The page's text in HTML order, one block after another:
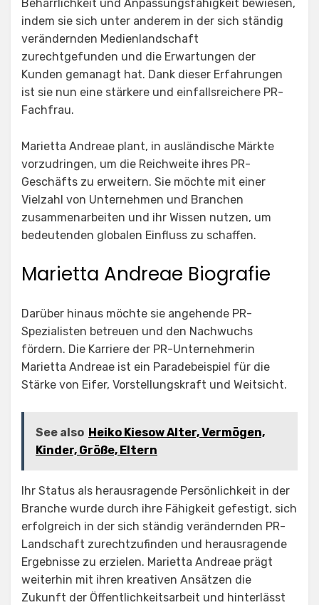
Beharrlichkeit und Anpassungsfähigkeit bewiesen,
indem sie sich unter anderem in der sich ständig
verändernden Medienlandschaft
zurechtgefunden und die Erwartungen der
Kunden gemanagt hat. Dank dieser Erfahrungen
ist sie nun eine stärkere und einfallsreichere PR-
Fachfrau.
Marietta Andreae plant, in ausländische Märkte
vorzudringen, um die Reichweite ihres PR-
Geschäfts zu erweitern. Sie möchte mit einer
Vielzahl von Unternehmen und Branchen
zusammenarbeiten und ihr Wissen nutzen, um
bedeutenden globalen Einfluss zu schaffen.
Marietta Andreae Biografie
Darüber hinaus möchte sie angehende PR-
Spezialisten betreuen und den Nachwuchs
fördern. Die Karriere der PR-Unternehmerin
Marietta Andreae ist ein Paradebeispiel für die
Stärke von Eifer, Vorstellungskraft und Weitsicht.
See also Heiko Kiesow Alter, Vermögen,
Kinder, Größe, Eltern
Ihr Status als herausragende Persönlichkeit in der
Branche wurde durch ihre Fähigkeit gefestigt, sich
erfolgreich in der sich ständig verändernden PR-
Landschaft zurechtzufinden und herausragende
Ergebnisse zu erzielen. Marietta Andreae prägt
weiterhin mit ihren kreativen Ansätzen die
Zukunft der Öffentlichkeitsarbeit und hinterlässt